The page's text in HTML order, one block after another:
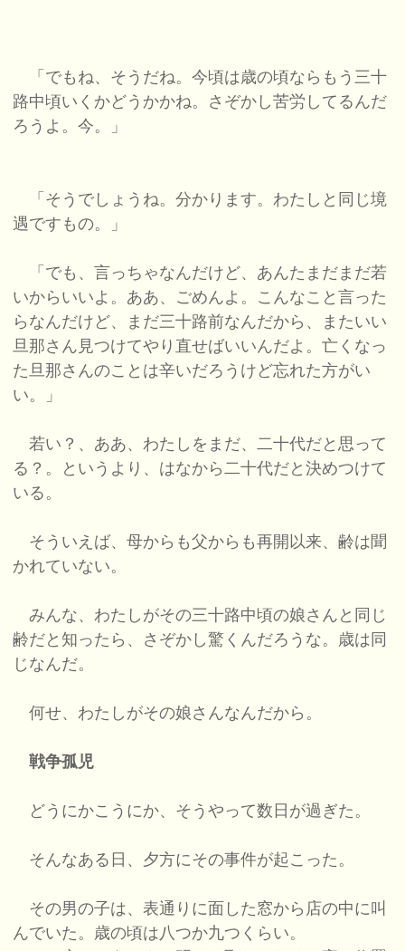
「でもね、そうだね。今頃は歳の頃ならもう三十
路中頃いくかどうかかね。さぞかし苦労してるんだ
ろうよ。今。」
「そうでしょうね。分かります。わたしと同じ境
遇ですもの。」
「でも、言っちゃなんだけど、あんたまだまだ若
いからいいよ。ああ、ごめんよ。こんなこと言った
らなんだけど、まだ三十路前なんだから、またいい
旦那さん見つけてやり直せばいいんだよ。亡くなっ
た旦那さんのことは辛いだろうけど忘れた方がい
い。」
若い？、ああ、わたしをまだ、二十代だと思って
る？。というより、はなから二十代だと決めつけて
いる。
そういえば、母からも父からも再開以来、齢は聞
かれていない。
みんな、わたしがその三十路中頃の娘さんと同じ
齢だと知ったら、さぞかし驚くんだろうな。歳は同
じなんだ。
何せ、わたしがその娘さんなんだから。
戦争孤児
どうにかこうにか、そうやって数日が過ぎた。
そんなある日、夕方にその事件が起こった。
その男の子は、表通りに面した窓から店の中に叫
んでいた。歳の頃は八つか九つくらい。